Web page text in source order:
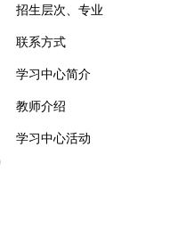
招生层次、专业
联系方式
学习中心简介
教师介绍
学习中心活动